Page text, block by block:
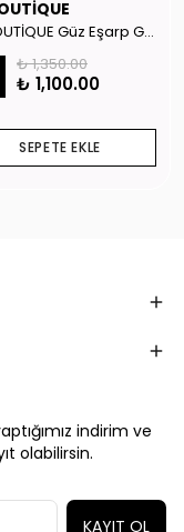
LA BOUTİQUE Güz Eşarp GYSE130804
₺ 1,350.00
₺ 1,100.00
SEPETE EKLE
indirim ve
olabilirsin.
KAYIT OL